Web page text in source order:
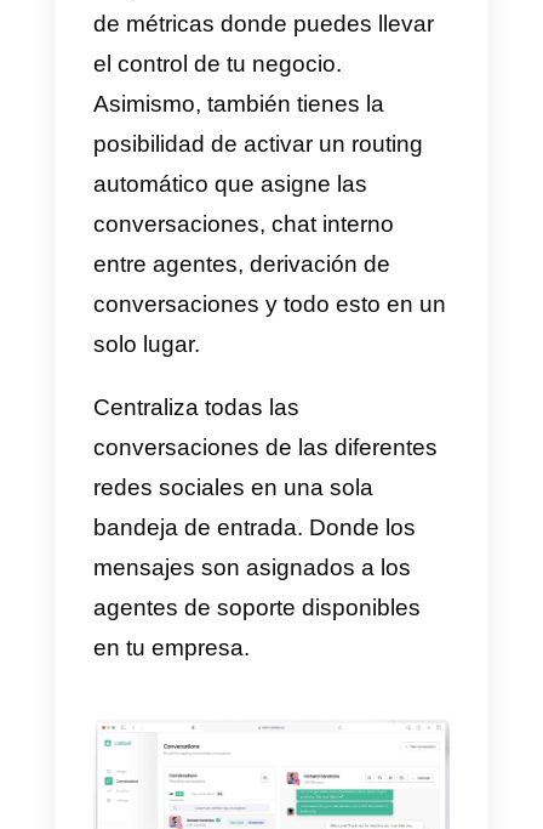
desde la ventana principal de tu
sitio web. De esta manera
atender a los clientes en tiempo
real. La aplicación integra
Facebook, Live chat y email.
¿Qué es Callbell?
es una herramienta
desarrollada principalmente para
que las empresas puedan